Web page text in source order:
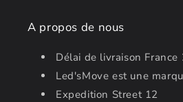
A propos de nous
Délai de livraison France
Led'sMove est une
Expedition Street 12